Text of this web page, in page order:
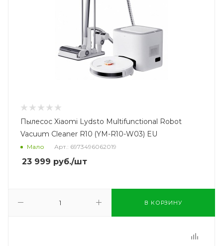
Пылесос Xiaomi Lydsto Multifunctional Robot
Vacuum Cleaner R10 (YM-R10-W03) EU
Мало Арт.: 6973496062019
23 999 руб./шт
В КОРЗИНУ